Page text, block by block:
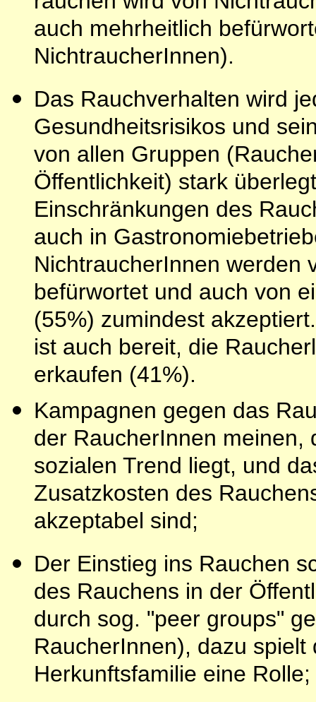
auch mehrheitlich
NichtraucherInnen).
Das Rauchverhalten wird
Gesundheitsrisikos und
von allen Gruppen
Öffentlichkeit) stark
Einschränkungen des
auch in
NichtraucherInnen werden
befürwortet und auch von
(55%) zumindest
ist auch bereit, die
erkaufen (41%).
Kampagnen gegen das
der RaucherInnen meinen,
sozialen Trend liegt, und
Zusatzkosten des
akzeptabel sind;
Der Einstieg ins Rauchen
des Rauchens in der
durch sog. "peer groups"
RaucherInnen), dazu
Herkunftsfamilie eine Rolle;